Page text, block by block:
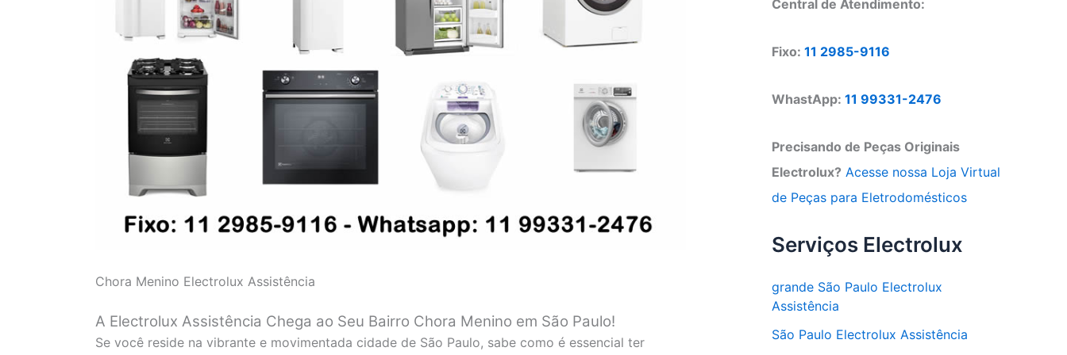
Chora Menino Electrolux Assistência
A Electrolux Assistência Chega ao Seu Bairro Chora Menino em São Paulo!
Se você reside na vibrante e movimentada cidade de São Paulo, sabe como é essencial ter
Central de Atendimento:
Fixo: 11 2985-9116
WhastApp: 11 99331-2476
Precisando de Peças Originais
Electrolux? Acesse nossa Loja Virtual
de Peças para Eletrodomésticos
Serviços Electrolux
grande São Paulo Electrolux
Assistência
São Paulo Electrolux Assistência